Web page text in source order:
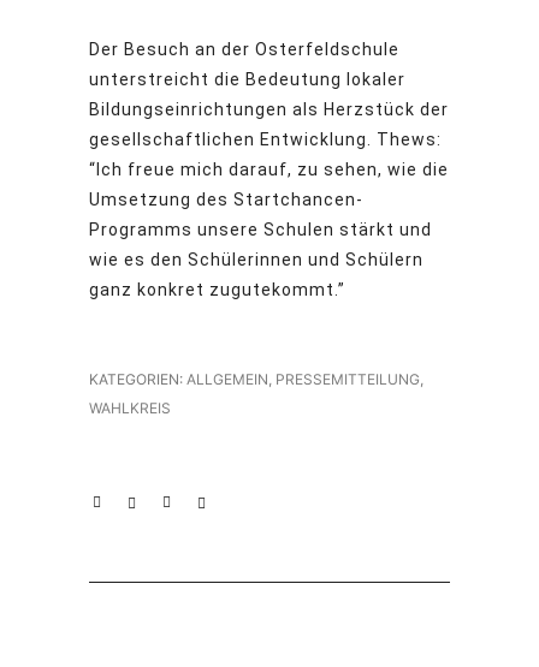
Der Besuch an der Osterfeldschule
unterstreicht die Bedeutung lokaler
Bildungseinrichtungen als Herzstück der
gesellschaftlichen Entwicklung. Thews:
“Ich freue mich darauf, zu sehen, wie die
Umsetzung des Startchancen-
Programms unsere Schulen stärkt und
wie es den Schülerinnen und Schülern
ganz konkret zugutekommt.”
KATEGORIEN: ALLGEMEIN, PRESSEMITTEILUNG,
WAHLKREIS